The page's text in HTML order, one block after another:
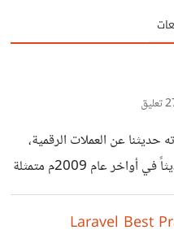
السلام عليكم ورحمة الله وبركاته حديثنا عن العملات الرقمية،
فقد ظهرت العملات الرقمية حديثاً في أواخر عام 2009م متمثلة
الرقمية الأخرى، بدأت
"ساتوشي ناكاموتو" لنترك